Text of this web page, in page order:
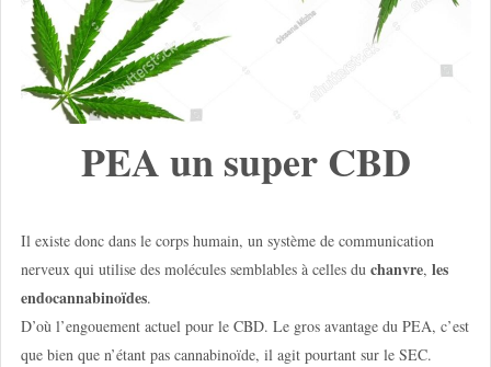
PEA un super CBD
Il existe donc dans le corps humain, un système de communication
nerveux qui utilise des molécules semblables à celles du chanvre, les
endocannabinoïdes.
D’où l’engouement actuel pour le CBD. Le gros avantage du PEA, c’est
que bien que n’étant pas cannabinoïde, il agit pourtant sur le SEC.